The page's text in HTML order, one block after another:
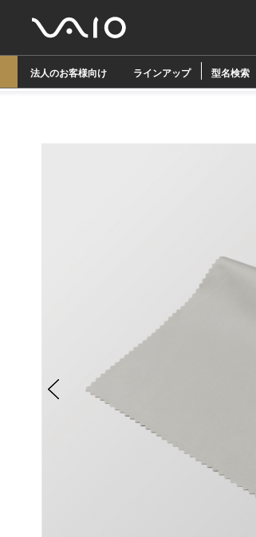
法人のお客様向け ラインアップ 型名検索